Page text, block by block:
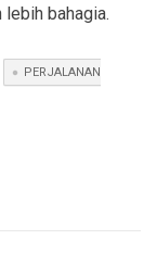
bahagia.
PERJALANAN